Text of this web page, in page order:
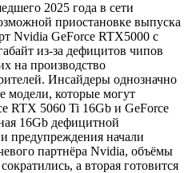
2025 года в сети
приостановке выпуска
Nvidia GeForce RTX5000 с
из-за дефицитов чипов
на производство
Инсайдеры однозначно
модели, которые могут
RTX 5060 Ti 16Gb и GeForce
16Gb дефицитной
предупреждения начали
партнёра Nvidia, объёмы
а вторая готовится